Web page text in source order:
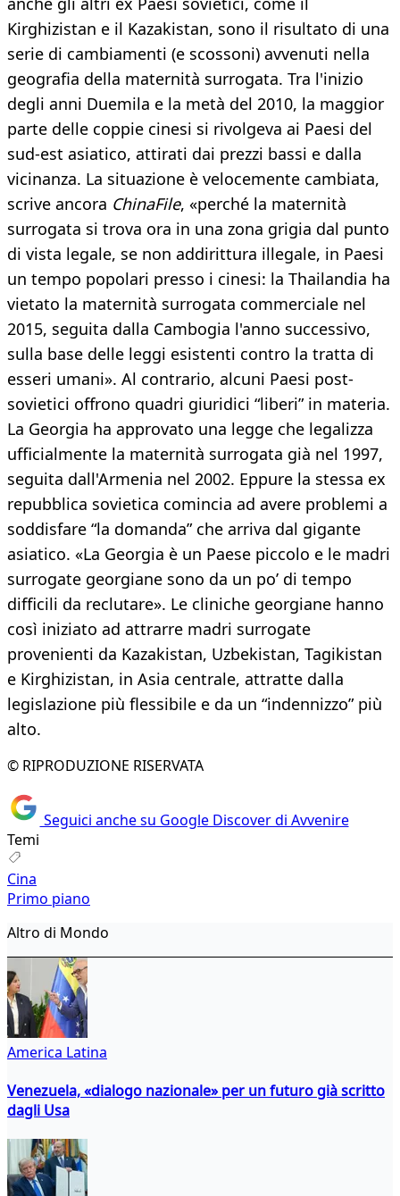
Kirghizistan e il Kazakistan, sono il risultato di una
serie di cambiamenti (e scossoni) avvenuti nella
geografia della maternità surrogata. Tra l'inizio
degli anni Duemila e la metà del 2010, la maggior
parte delle coppie cinesi si rivolgeva ai Paesi del
sud-est asiatico, attirati dai prezzi bassi e dalla
vicinanza. La situazione è velocemente cambiata,
scrive ancora ChinaFile, «perché la maternità
surrogata si trova ora in una zona grigia dal punto
di vista legale, se non addirittura illegale, in Paesi
un tempo popolari presso i cinesi: la Thailandia ha
vietato la maternità surrogata commerciale nel
2015, seguita dalla Cambogia l'anno successivo,
sulla base delle leggi esistenti contro la tratta di
esseri umani». Al contrario, alcuni Paesi post-
sovietici offrono quadri giuridici “liberi” in materia.
La Georgia ha approvato una legge che legalizza
ufficialmente la maternità surrogata già nel 1997,
seguita dall'Armenia nel 2002. Eppure la stessa ex
repubblica sovietica comincia ad avere problemi a
soddisfare “la domanda” che arriva dal gigante
asiatico. «La Georgia è un Paese piccolo e le madri
surrogate georgiane sono da un po’ di tempo
difficili da reclutare». Le cliniche georgiane hanno
così iniziato ad attrarre madri surrogate
provenienti da Kazakistan, Uzbekistan, Tagikistan
e Kirghizistan, in Asia centrale, attratte dalla
legislazione più flessibile e da un “indennizzo” più
alto.
© RIPRODUZIONE RISERVATA
Seguici anche su Google Discover di Avvenire
Temi
Cina
Primo piano
Altro di Mondo
America Latina
Venezuela, «dialogo nazionale» per un futuro già scritto
dagli Usa